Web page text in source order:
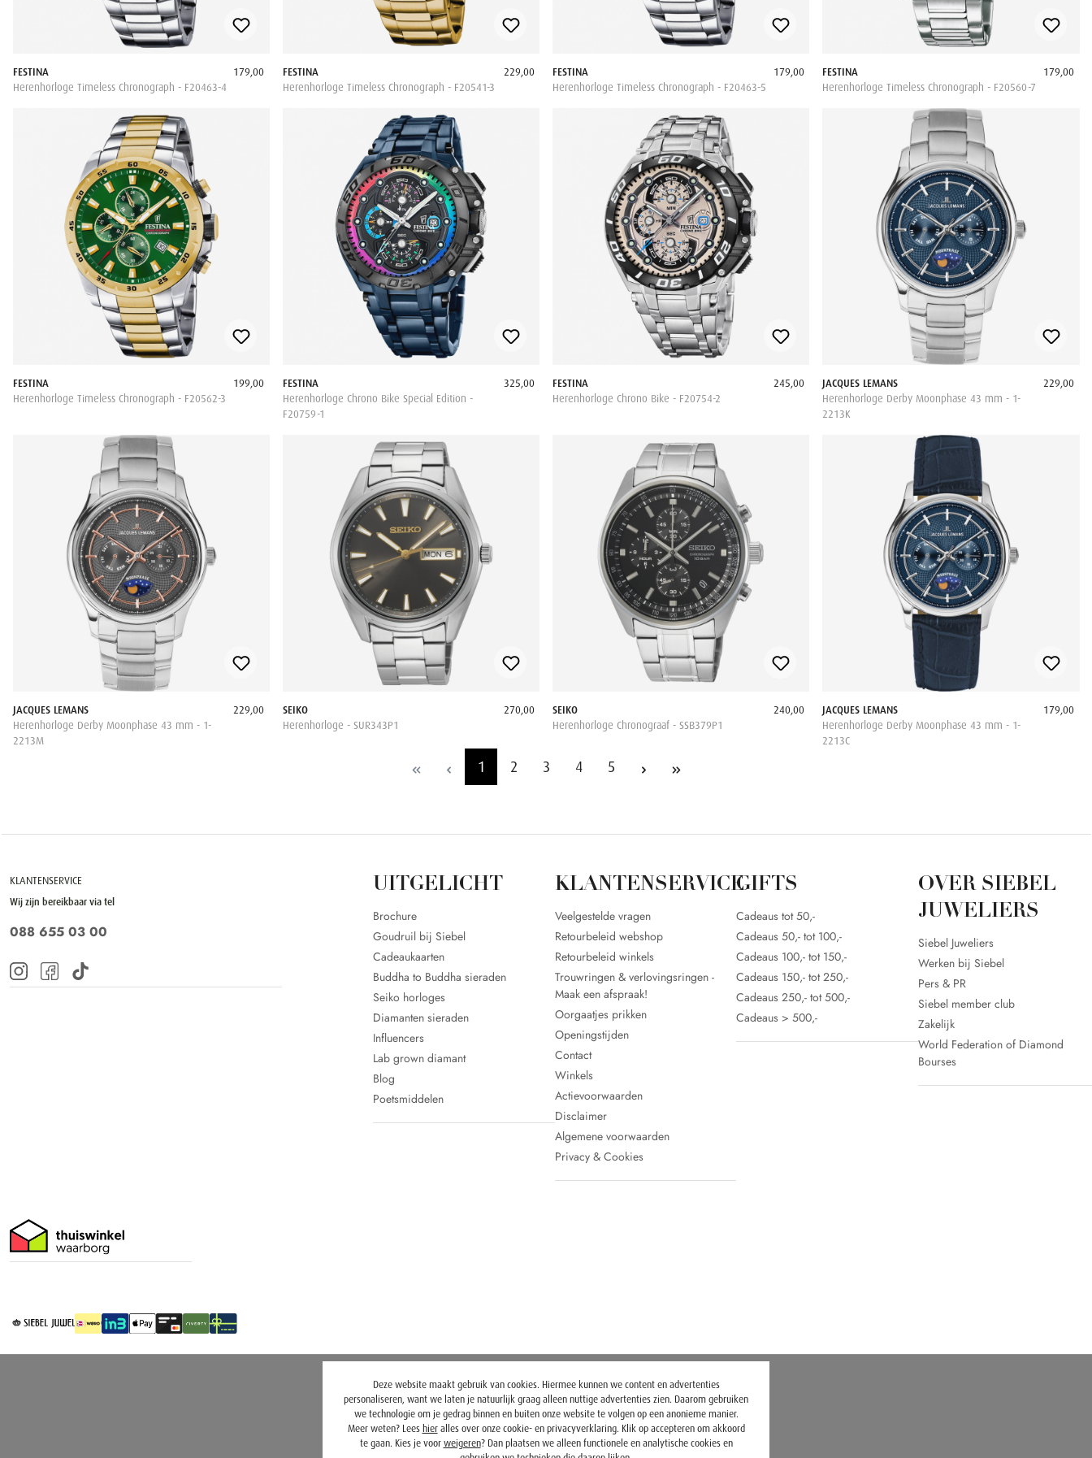
FESTINA
Herenhorloge Timeless Chronograph - F20463-4
179,00
FESTINA
Herenhorloge Timeless Chronograph - F20541-3
229,00
FESTINA
Herenhorloge Timeless Chronograph - F20463-5
179,00
FESTINA
Herenhorloge Timeless Chronograph - F20560-7
179,00
FESTINA
Herenhorloge Timeless Chronograph - F20562-3
199,00
FESTINA
Herenhorloge Chrono Bike Special Edition -
F20759-1
325,00
FESTINA
Herenhorloge Chrono Bike - F20754-2
245,00
JACQUES LEMANS
Herenhorloge Derby Moonphase 43 mm - 1-
2213K
229,00
JACQUES LEMANS
Herenhorloge Derby Moonphase 43 mm - 1-
2213M
229,00
SEIKO
Herenhorloge - SUR343P1
270,00
SEIKO
Herenhorloge Chronograaf - SSB379P1
240,00
JACQUES LEMANS
Herenhorloge Derby Moonphase 43 mm - 1-
2213C
179,00
1 2 3 4 5
KLANTENSERVICE
Wij zijn bereikbaar via tel
088 655 03 00
UITGELICHT
Brochure
Goudruil bij Siebel
Cadeaukaarten
Buddha to Buddha sieraden
Seiko horloges
Diamanten sieraden
Influencers
Lab grown diamant
Blog
Poetsmiddelen
KLANTENSERVICE
Veelgestelde vragen
Retourbeleid webshop
Retourbeleid winkels
Trouwringen & verlovingsringen -
Maak een afspraak!
Oorgaatjes prikken
Openingstijden
Contact
Winkels
Actievoorwaarden
Disclaimer
Algemene voorwaarden
Privacy & Cookies
GIFTS
Cadeaus tot 50,-
Cadeaus 50,- tot 100,-
Cadeaus 100,- tot 150,-
Cadeaus 150,- tot 250,-
Cadeaus 250,- tot 500,-
Cadeaus > 500,-
OVER SIEBEL
JUWELIERS
Siebel Juweliers
Werken bij Siebel
Pers & PR
Siebel member club
Zakelijk
World Federation of Diamond
Bourses
Deze website maakt gebruik van cookies. Hiermee kunnen we content en advertenties
personaliseren, want we laten je natuurlijk graag alleen nuttige advertenties zien. Daarom gebruiken
we technologie om je gedrag binnen en buiten onze website te volgen op een anonieme manier.
Meer weten? Lees hieralles over onze cookie- en privacyverklaring. Klik op accepteren om akkoord
te gaan. Kies je voor weigeren? Dan plaatsen we alleen functionele en analytische cookies en